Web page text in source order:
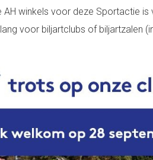
AH winkels voor deze Sportactie
voor biljartclubs of biljartzalen